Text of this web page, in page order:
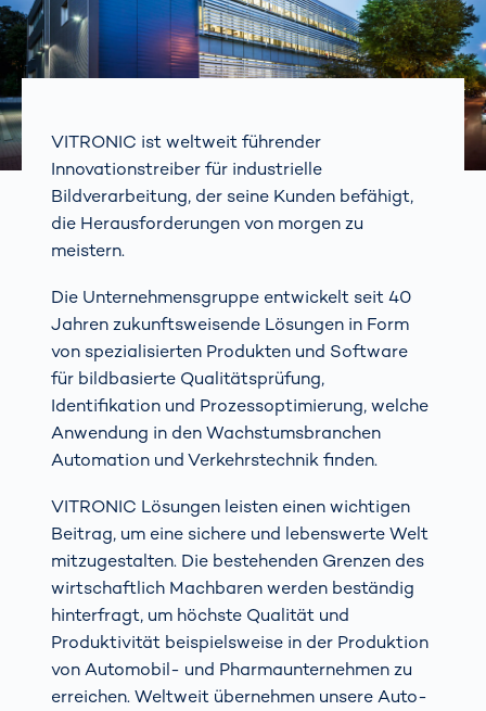
VITRONIC ist weltweit führender
Innovationstreiber für industrielle
Bildverarbeitung, der seine Kunden befähigt,
die Herausforderungen von morgen zu
meistern.
Die Unternehmensgruppe entwickelt seit 40
Jahren zukunftsweisende Lösungen in Form
von spezialisierten Produkten und Software
für bildbasierte Qualitätsprüfung,
Identifikation und Prozessoptimierung, welche
Anwendung in den Wachstumsbranchen
Automation und Verkehrstechnik finden.
VITRONIC Lösungen leisten einen wichtigen
Beitrag, um eine sichere und lebenswerte Welt
mitzugestalten. Die bestehenden Grenzen des
wirtschaftlich Machbaren werden beständig
hinterfragt, um höchste Qualität und
Produktivität beispielsweise in der Produktion
von Automobil- und Pharmaunternehmen zu
erreichen. Weltweit übernehmen unsere Auto-